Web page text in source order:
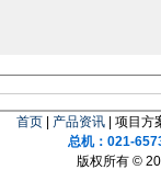
首页 产品资讯 | 项目方
总机：021-
版权所有 ©